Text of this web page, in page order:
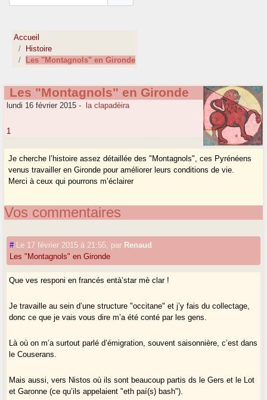
Accueil
Histoire
Les "Montagnols" en Gironde
Les "Montagnols" en Gironde
lundi 16 février 2015 - la clapadèira
1
Je cherche l’histoire assez détaillée des "Montagnols", ces Pyrénéens
venus travailler en Gironde pour améliorer leurs conditions de vie.
Merci à ceux qui pourrons m’éclairer
Vos commentaires
# Le 17 février 2015 à 21:55 par Renaud
Les "Montagnols" en Gironde
Que ves responi en francés entà’star mè clar !
Je travaille au sein d’une structure "occitane" et j’y fais du collectage,
donc ce que je vais vous dire m’a été conté par les gens.
Là où on m’a surtout parlé d’émigration, souvent saisonnière, c’est dans
le Couserans.
Mais aussi, vers Nistos où ils sont beaucoup partis ds le Gers et le Lot
et Garonne (ce qu’ils appelaient "eth paí(s) bash").